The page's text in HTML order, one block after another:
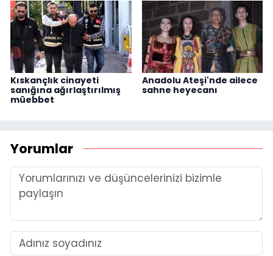
Kıskançlık cinayeti
sanığına ağırlaştırılmış
müebbet
Anadolu Ateşi'nde ailece
sahne heyecanı
Yorumlar